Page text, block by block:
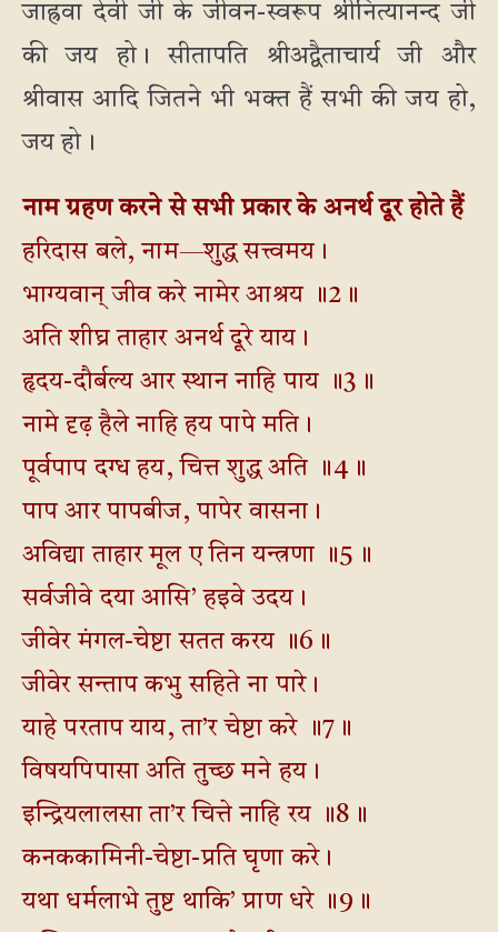
जाह्रवा देवी जी के जीवन-स्वरूप श्रीनित्यानन्द जी
की जय हो। सीतापति श्रीअद्वैताचार्य जी और
श्रीवास आदि जितने भी भक्त हैं सभी की जय हो,
जय हो।
नाम ग्रहण करने से सभी प्रकार के अनर्थ दूर होते हैं
हरिदास बले, नाम—शुद्ध सत्त्वमय।
भाग्यवान् जीव करे नामेर आश्रय ॥2॥
अति शीघ्र ताहार अनर्थ दूरे याय।
हृदय-दौर्बल्य आर स्थान नाहि पाय ॥3॥
नामे दृढ़ हैले नाहि हय पापे मति।
पूर्वपाप दग्ध हय, चित्त शुद्ध अति ॥4॥
पाप आर पापबीज, पापेर वासना।
अविद्या ताहार मूल ए तिन यन्त्रणा ॥5॥
सर्वजीवे दया आसि’ हइवे उदय।
जीवेर मंगल-चेष्टा सतत करय ॥6॥
जीवेर सन्ताप कभु सहिते ना पारे।
याहे परताप याय, ता’र चेष्टा करे ॥7॥
विषयपिपासा अति तुच्छ मने हय।
इन्द्रियलालसा ता’र चित्ते नाहि रय ॥8॥
कनककामिनी-चेष्टा-प्रति घृणा करे।
यथा धर्मलाभे तुष्ट थाकि’ प्राण धरे ॥9॥